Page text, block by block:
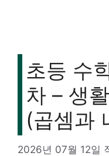
초등 수
차 – 생
(곱셈과
2026년 07월 12일